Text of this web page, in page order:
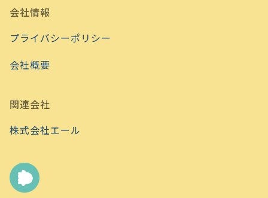
会社情報
プライバシーポリシー
会社概要
関連会社
株式会社エール